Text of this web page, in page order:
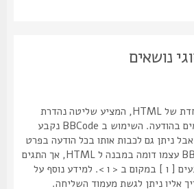
BBCode הוא צורה מיוחדת של HTML, המציע שליטה נהדרת
בעיצוב בחלקים מסויימים בהודעה. השימוש ב BBCode נקבע
גם לכבות אותו בכל הודעה בפרט
מטופס השליחה. BBCode עצמו דומה במבנה ל HTML, אך התגים
ו ] במקום ב < ו >. למידע נוסף על